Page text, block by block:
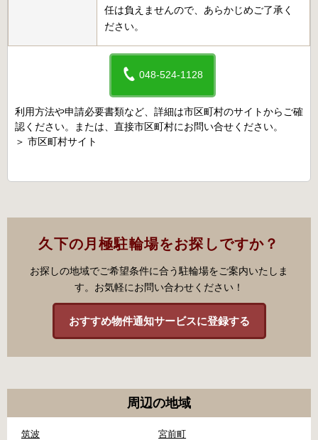
任は負えませんので、あらかじめご了承く
ださい。
048-524-1128
利用方法や申請必要書類など、詳細は市区町村のサイトからご確
認ください。または、直接市区町村にお問い合せください。
＞ 市区町村サイト
久下の月極駐輪場をお探しですか？
お探しの地域でご希望条件に合う駐輪場をご案内いたしま
す。お気軽にお問い合わせください！
おすすめ物件通知サービスに登録する
周辺の地域
筑波 宮前町